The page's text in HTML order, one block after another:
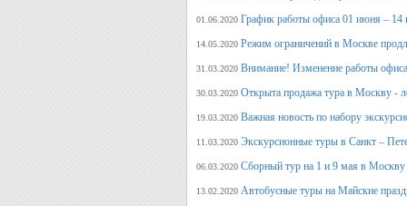
01.06.2020 График работы офиса 01 июня – 14
14.05.2020 Режим ограничений в Москве
31.03.2020 Внимание! Изменение работы
30.03.2020 Открыта продажа тура в Москву -
19.03.2020 Важная новость по набору
11.03.2020 Экскурсионные туры в Санкт –
06.03.2020 Сборный тур на 1 и 9 мая в Москву
13.02.2020 Автобусные туры на Майские